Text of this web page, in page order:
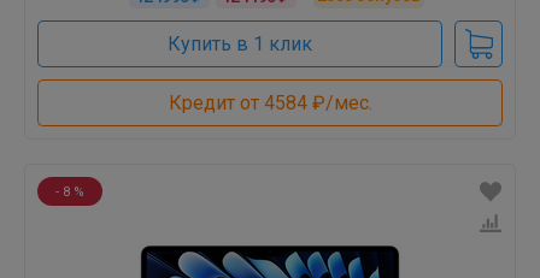
Купить в 1 клик
Кредит от 4584 ₽/мес.
- 8 %